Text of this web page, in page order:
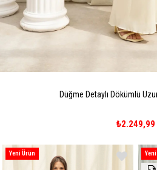
Düğme Detaylı Dökümlü
₺2.249,99
Yeni Ürün